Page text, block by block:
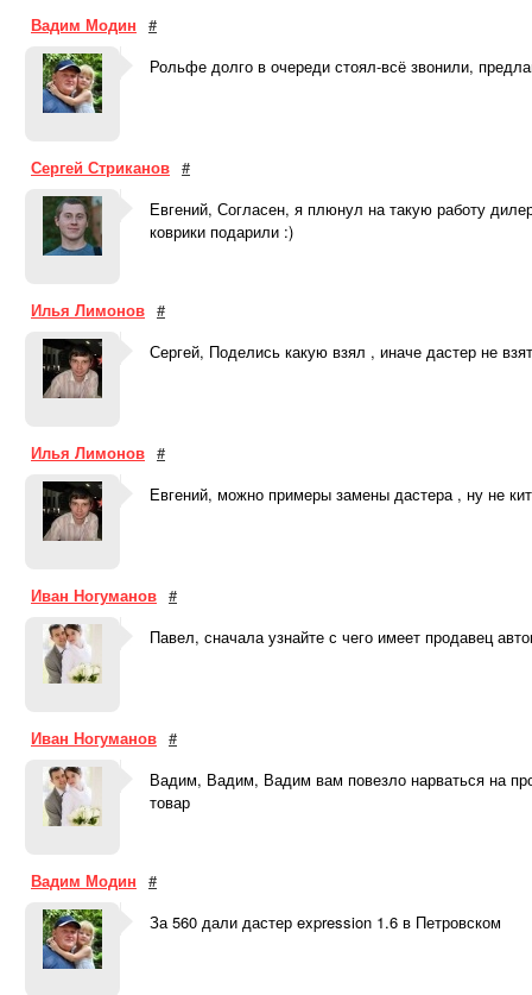
Вадим Модин #
Рольфе долго в очереди стоял-всё звонили,
Сергей Стриканов #
Евгений, Согласен, я плюнул на такую работу
коврики подарили :)
Илья Лимонов #
Сергей, Поделись какую взял , иначе дастер не
Илья Лимонов #
Евгений, можно примеры замены дастера , ну не
Иван Ногуманов #
Павел, сначала узнайте с чего имеет продавец
Иван Ногуманов #
Вадим, Вадим, Вадим вам повезло нарваться на
товар
Вадим Модин #
За 560 дали дастер expression 1.6 в Петровском